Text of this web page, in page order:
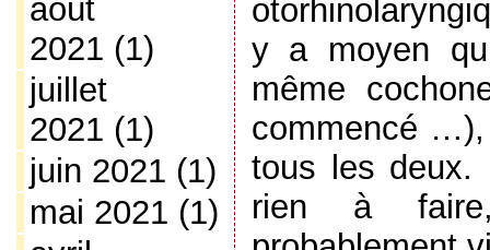
août
2021 (1)
juillet
2021 (1)
juin 2021 (1)
mai 2021 (1)
y a moyen
même
commencé
tous les deux.
rien à